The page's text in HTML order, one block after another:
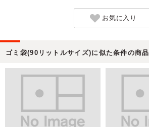
お気に入り
ゴミ袋(90リットルサイズ)に似た条件の商品